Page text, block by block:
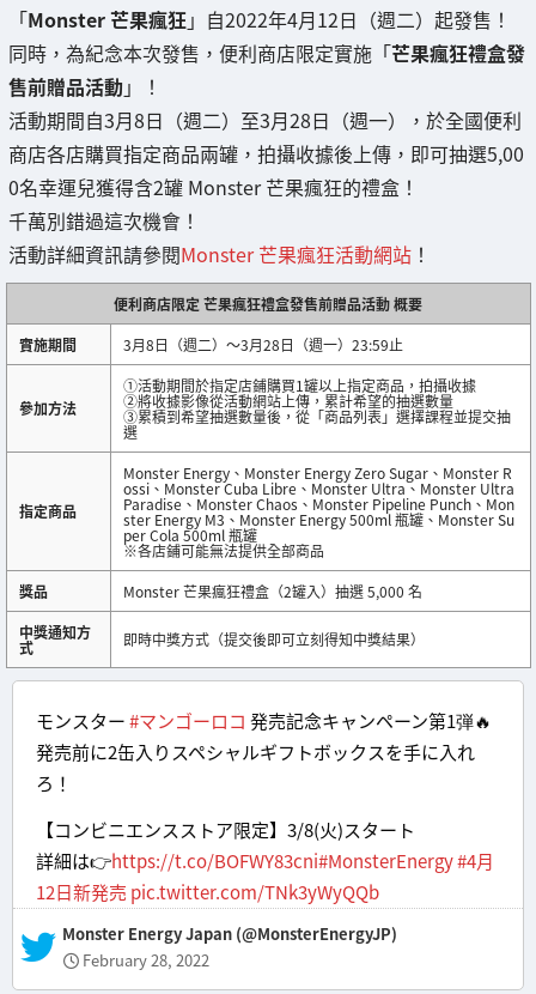
「Monster 芒果瘋狂」自2022年4月12日（週二）起發售！
同時，為紀念本次發售，便利商店限定實施「芒果瘋狂禮盒發
售前贈品活動」！
活動期間自3月8日（週二）至3月28日（週一），於全國便利
商店各店購買指定商品兩罐，拍攝收據後上傳，即可抽選5,00
0名幸運兒獲得含2罐 Monster 芒果瘋狂的禮盒！
千萬別錯過這次機會！
活動詳細資訊請參閱Monster 芒果瘋狂活動網站 ！
便利商店限定 芒果瘋狂禮盒發售前贈品活動 概要
實施期間
3月8日（週二）～3月28日（週一）23:59止
參加方法
➀活動期間於指定店鋪購買1罐以上指定商品，拍攝收據
➁將收據影像從活動網站上傳，累計希望的抽選數量
➂累積到希望抽選數量後，從「商品列表」選擇課程並提交抽
選
指定商品
Monster Energy、Monster Energy Zero Sugar、Monster R
ossi、Monster Cuba Libre、Monster Ultra、Monster Ultra
Paradise、Monster Chaos、Monster Pipeline Punch、Mon
ster Energy M3、Monster Energy 500ml 瓶罐、Monster Su
per Cola 500ml 瓶罐
※各店鋪可能無法提供全部商品
獎品
Monster 芒果瘋狂禮盒（2罐入）抽選 5,000 名
中獎通知方
式 即時中獎方式（提交後即可立刻得知中獎結果）
モンスター#マンゴーロコ 発売記念キャンペーン第1弾🔥
発売前に2缶入りスペシャルギフトボックスを手に入れ
ろ！
【コンビニエンスストア限定】3/8(火)スタート
詳細は👉https://t.co/BOFWY83cni#MonsterEnergy#4月
12日新発売 pic.twitter.com/TNk3yWyQQb
— Monster Energy Japan (@MonsterEnergyJP)
February 28, 2022